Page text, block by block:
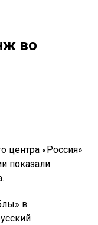
во
центра «Россия»
показали
в